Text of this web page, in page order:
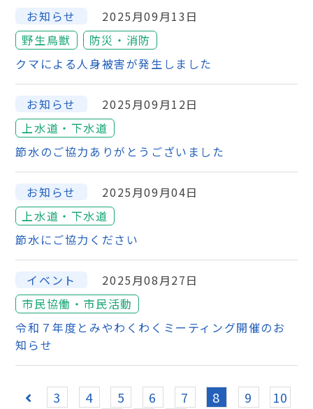
お知らせ
2025月09月13日
野生鳥獣
防災・消防
クマによる人身被害が発生しました
お知らせ
2025月09月12日
上水道・下水道
節水のご協力ありがとうございました
お知らせ
2025月09月04日
上水道・下水道
節水にご協力ください
イベント
2025月08月27日
市民協働・市民活動
令和７年度とみやわくわくミーティング開催のお
知らせ
3 4 5 6 7 8 9
10